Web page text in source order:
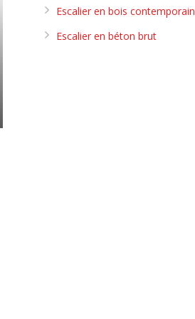
Escalier en bois contemporain
Escalier en béton brut